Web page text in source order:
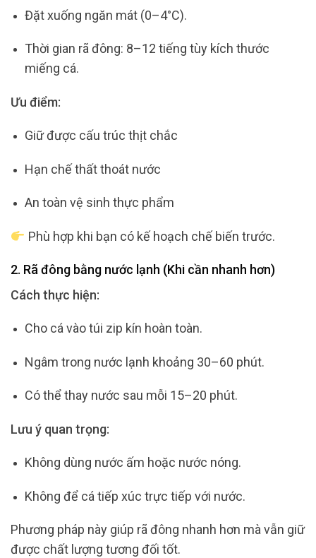
Đặt xuống ngăn mát (0–4°C).
Thời gian rã đông: 8–12 tiếng tùy kích thước
miếng cá.
Ưu điểm:
Giữ được cấu trúc thịt chắc
Hạn chế thất thoát nước
An toàn vệ sinh thực phẩm
Phù hợp khi bạn có kế hoạch chế biến trước.
2. Rã đông bằng nước lạnh (Khi cần nhanh hơn)
Cách thực hiện:
Cho cá vào túi zip kín hoàn toàn.
Ngâm trong nước lạnh khoảng 30–60 phút.
Có thể thay nước sau mỗi 15–20 phút.
Lưu ý quan trọng:
Không dùng nước ấm hoặc nước nóng.
Không để cá tiếp xúc trực tiếp với nước.
Phương pháp này giúp rã đông nhanh hơn mà vẫn giữ
được chất lượng tương đối tốt.